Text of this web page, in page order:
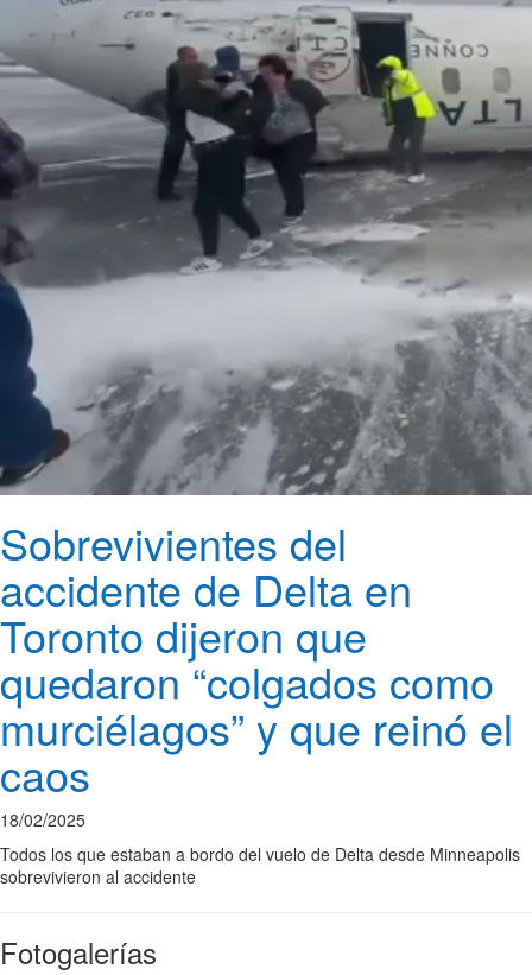
Sobrevivientes del
accidente de Delta en
Toronto dijeron que
quedaron “colgados como
murciélagos” y que reinó el
caos
18/02/2025
Todos los que estaban a bordo del vuelo de Delta desde Minneapolis
sobrevivieron al accidente
Fotogalerías